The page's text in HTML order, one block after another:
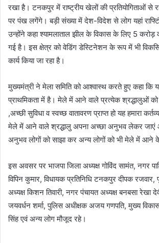
रखा है। टनकपुर में राष्ट्रीय खेलों की प्रतियोगिताओं से
पर पंख लगेंगे। बड़ी संख्या में देश-विदेश से लोग यहां
उन्होंने कहा श्यामलाताल झील के विकास के लिए 5 करोड़
गई है। इस क्षेत्र को वेडिंग डेस्टिनेशन के रूप में भी
कार्य किया जा रहा है।
मुख्यमंत्री ने मेला समिति को आश्वास्थ करते हुए कहा कि
प्राथमिकता में है। मेले में आने वाले प्रत्येक श्रद्धालुओं
,अच्छी सुविधा व स्वच्छ वातावरण प्राप्त हो यह हमारा
मेले में आने वाले श्रद्धालु अपना अच्छा अनुभव लेकर
अनुभव लोगों को साझा कर अन्य लोगों को भी मेले में आने
इस अवसर पर भाजपा जिला अध्यक्ष गोविंद सामंत, नगर
विपिन कुमार, विधायक प्रतिनिधि टनकपुर दीपक रजवार,
अध्यक्ष किशन तिवारी, नगर पंचायत अध्यक्ष बनबसा रेखा
जयवर्धन शर्मा, पुलिस अधीक्षक अजय गणपति, मुख्य
सिंह एवं अन्य लोग मौजूद रहे।